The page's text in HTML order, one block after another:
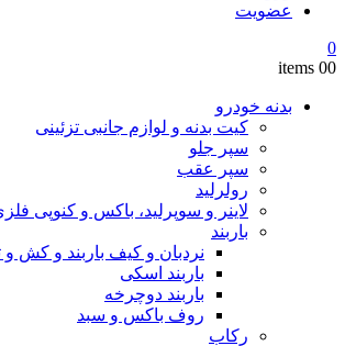
عضویت
0
00 items
بدنه خودرو
کیت بدنه و لوازم جانبی تزئینی
سپر جلو
سپر عقب
رولرلید
لاینر و سوپرلید، باکس و کنوپی
باربند
نردبان و کیف باربند و کش
باربند اسکی
باربند دوچرخه
روف باکس و سبد
رکاب